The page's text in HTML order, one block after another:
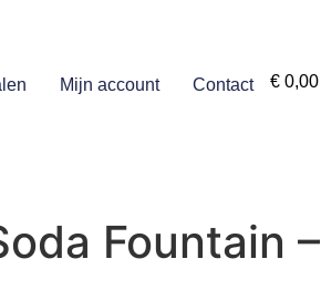
Mijn account Contact €0,00
Fountain –